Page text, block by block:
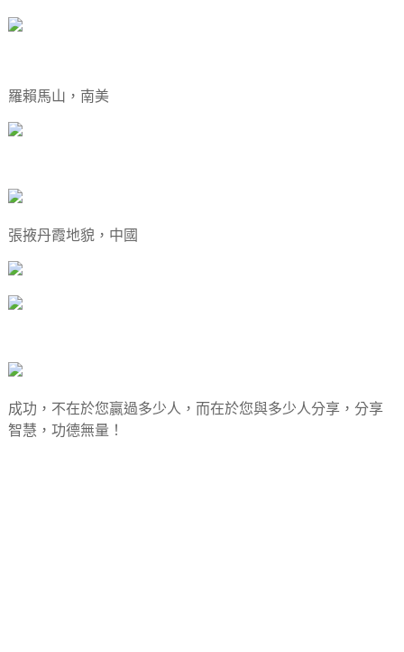
羅賴馬山，南美
張掖丹霞地貌，中國
成功，不在於您贏過多少人，而在於您與多少人分享，分享
智慧，功德無量！